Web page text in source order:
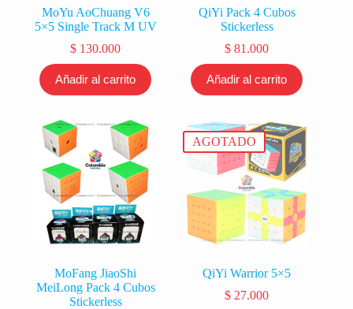
MoYu AoChuang V6
5×5 Single Track M UV
$ 130.000
Añadir al carrito
QiYi Pack 4 Cubos
Stickerless
$ 81.000
Añadir al carrito
MoFang JiaoShi
MeiLong Pack 4 Cubos
Stickerless
AGOTADO
QiYi Warrior 5×5
$ 27.000